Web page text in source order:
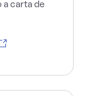
a carta de